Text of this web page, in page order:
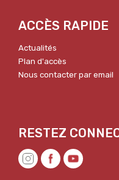
ACCÈS RAPIDE
Actualités
Plan d'accès
Nous contacter par email